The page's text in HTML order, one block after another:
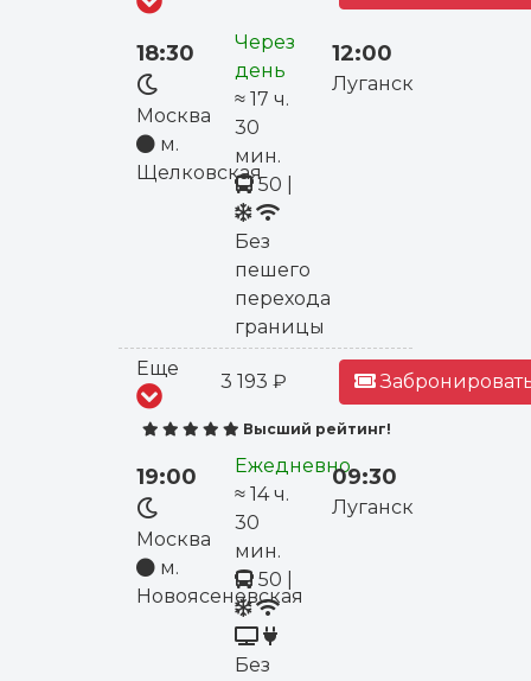
18:30
Москва
м.
Щелковская
Через
день
≈ 17 ч.
30
мин.
50
Без
пешего
перехода
границы
12:00
Луганск
Еще
3 193 ₽
Высший рейтинг!
19:00
Москва
м.
Новоясеневская
Ежедневно
≈ 14 ч.
30
мин.
50
Без
09:30
Луганск